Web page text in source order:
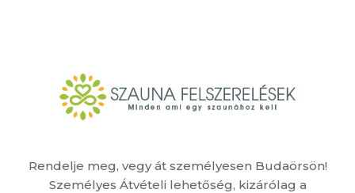
Rendelje meg, vegy át személyesen Budaörsön!
Személyes Átvételi lehetőség, kizárólag a